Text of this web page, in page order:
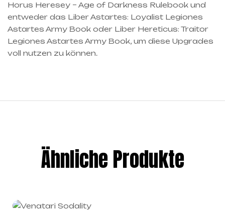
Horus Heresey – Age of Darkness Rulebook und
entweder das Liber Astartes: Loyalist Legiones
Astartes Army Book oder Liber Hereticus: Traitor
Legiones Astartes Army Book, um diese Upgrades
voll nutzen zu können.
Ähnliche Produkte